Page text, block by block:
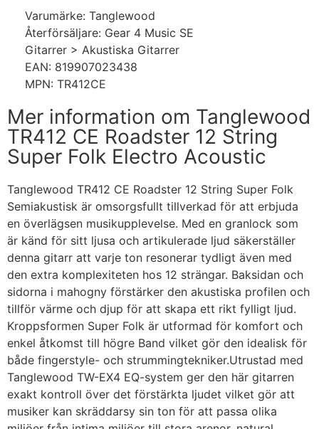
Varumärke: Tanglewood
Återförsäljare: Gear 4 Music SE
Gitarrer > Akustiska Gitarrer
EAN: 819907023438
MPN: TR412CE
Mer information om Tanglewood
TR412 CE Roadster 12 String
Super Folk Electro Acoustic
Tanglewood TR412 CE Roadster 12 String Super Folk
Semiakustisk är omsorgsfullt tillverkad för att erbjuda
en överlägsen musikupplevelse. Med en granlock som
är känd för sitt ljusa och artikulerade ljud säkerställer
denna gitarr att varje ton resonerar tydligt även med
den extra komplexiteten hos 12 strängar. Baksidan och
sidorna i mahogny förstärker den akustiska profilen och
tillför värme och djup för att skapa ett rikt fylligt ljud.
Kroppsformen Super Folk är utformad för komfort och
enkel åtkomst till högre Band vilket gör den idealisk för
både fingerstyle- och strummingtekniker.Utrustad med
Tanglewood TW-EX4 EQ-system ger den här gitarren
exakt kontroll över det förstärkta ljudet vilket gör att
musiker kan skräddarsy sin ton för att passa olika